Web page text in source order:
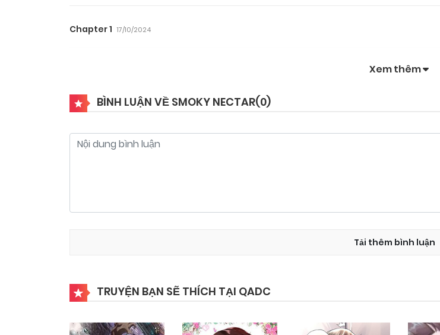
Chapter 1 17/10/2024
Xem thêm
BÌNH LUẬN VỀ SMOKY NECTAR(0)
Tải thêm bình luận
TRUYỆN BẠN SẼ THÍCH TẠI QADC